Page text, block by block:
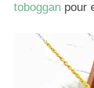
toboggan pour